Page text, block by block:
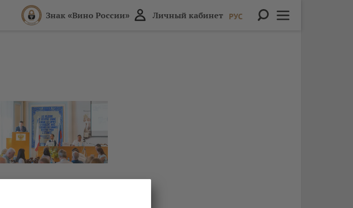
Знак «Вино России» Личный кабинет РУС